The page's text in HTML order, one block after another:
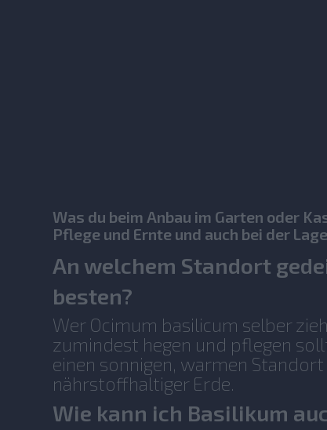
Was du beim Anbau im Garten oder
Pflege und Ernte und auch bei der
An welchem Standort
besten?
Wer Ocimum basilicum selber
zumindest hegen und pflegen
einen sonnigen, warmen
nährstoffhaltiger Erde.
Wie kann ich Basilikum